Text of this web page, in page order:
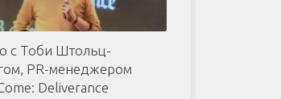
с Тоби Штольц-
PR-менеджером
Deliverance